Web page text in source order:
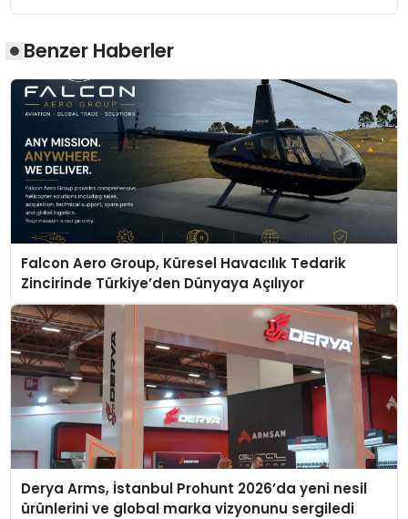
Benzer Haberler
Falcon Aero Group, Küresel Havacılık Tedarik
Zincirinde Türkiye’den Dünyaya Açılıyor
Derya Arms, İstanbul Prohunt 2026’da yeni nesil
ürünlerini ve global marka vizyonunu sergiledi